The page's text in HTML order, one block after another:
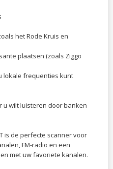
het Rode Kruis en
plaatsen (zoals Ziggo
lokale frequenties kunt
wilt luisteren door banken
is de perfecte scanner voor
FM-radio en een
met uw favoriete kanalen.